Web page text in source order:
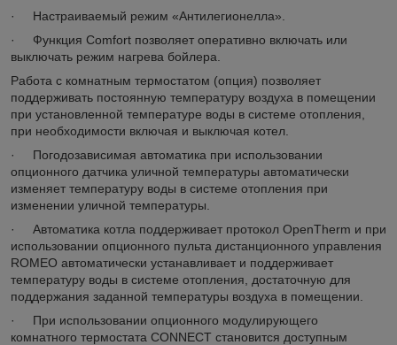
· Настраиваемый режим «Антилегионелла».
· Функция Comfort позволяет оперативно включать или
выключать режим нагрева бойлера.
Работа с комнатным термостатом (опция) позволяет
поддерживать постоянную температуру воздуха в помещении
при установленной температуре воды в системе отопления,
при необходимости включая и выключая котел.
· Погодозависимая автоматика при использовании
опционного датчика уличной температуры автоматически
изменяет температуру воды в системе отопления при
изменении уличной температуры.
· Автоматика котла поддерживает протокол OpenTherm и при
использовании опционного пульта дистанционного управления
ROMEO автоматически устанавливает и поддерживает
температуру воды в системе отопления, достаточную для
поддержания заданной температуры воздуха в помещении.
· При использовании опционного модулирующего
комнатного термостата CONNECT становится доступным